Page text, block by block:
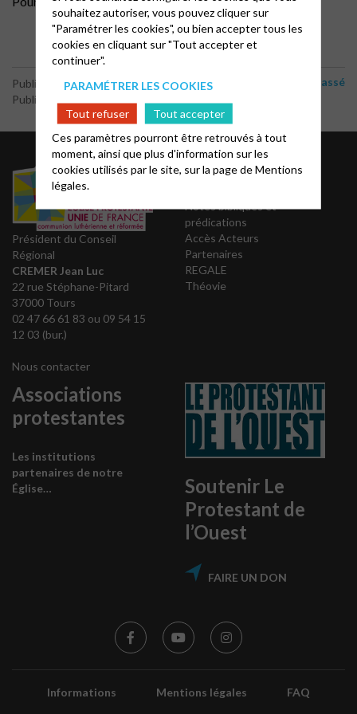
Publié le 2 juin 2023
Publié par le webmaster
Non classé
Président du Conseil
Régional
CREMER Jean Luc
22 rue Stéphane-Pitard
37000 Tours
02 47 66 61 83 ou 09 54 15
12 03 (bur.)
Nous contacter
Liens utiles
Notes bibliques et
prédications
Accès Acteurs
Partenaires
REGALE
Théovie
Associations
protestantes
Les institutions
partenaires de notre
Église…
Soutenir Le
Protestant de
l’Ouest
FAIRE UN DON
Informations Mentions légales FAQ
souhaitez autoriser, vous pouvez cliquer sur
"Paramétrer les cookies", ou bien accepter tous les
cookies en cliquant sur "Tout accepter et
continuer".
PARAMÉTRER LES COOKIES
Tout refuser
Tout accepter
Ces paramètres pourront être retrouvés à tout
moment, ainsi que plus d'information sur les
cookies utilisés par le site, sur la page deMentions
légales.